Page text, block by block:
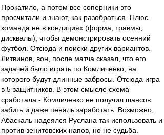
Прокатило, а потом все соперники это
просчитали и знают, как разобраться. Плюс
команда не в кондициях (форма, травмы,
дисквалы), чтобы демонстрировать осенний
футбол. Отсюда и поиски других вариантов.
Литвинов, вон, после матча сказал, что его
задачей было играть по Комличенко, на
которого будут длинные забросы. Отсюда игра
в 5 защитников. В этом смысле схема
сработала - Комличенко не получил шансов
забить и даже пеналь заработать. Возможно,
Абаскаль надеялся Руслана так использовать и
против зенитовских напов, но не судьба.